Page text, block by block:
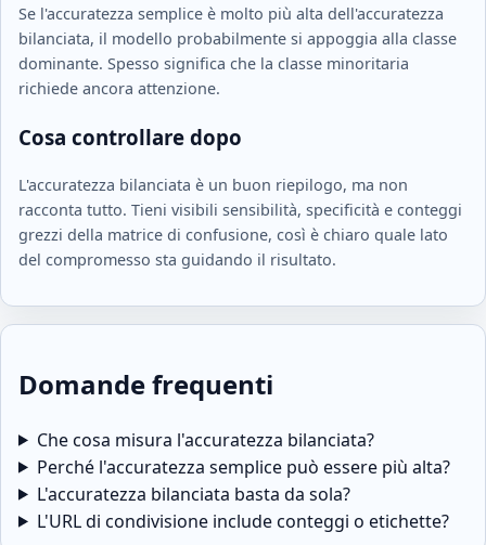
Se l'accuratezza semplice è molto più alta dell'accuratezza
bilanciata, il modello probabilmente si appoggia alla classe
dominante. Spesso significa che la classe minoritaria
richiede ancora attenzione.
Cosa controllare dopo
L'accuratezza bilanciata è un buon riepilogo, ma non
racconta tutto. Tieni visibili sensibilità, specificità e conteggi
grezzi della matrice di confusione, così è chiaro quale lato
del compromesso sta guidando il risultato.
Domande frequenti
Che cosa misura l'accuratezza bilanciata?
Perché l'accuratezza semplice può essere più alta?
L'accuratezza bilanciata basta da sola?
L'URL di condivisione include conteggi o etichette?